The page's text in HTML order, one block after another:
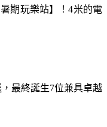
期玩樂站】！4米的電
最終誕生7位兼具卓越